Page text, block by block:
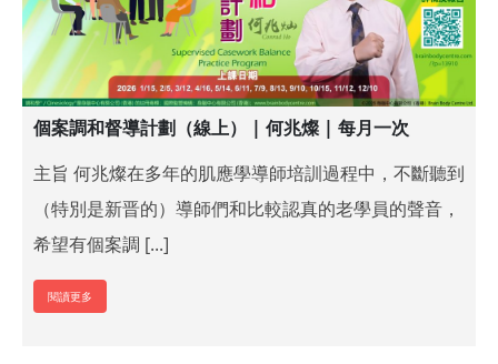
個案調和督導計劃（線上） | 何兆燦 | 每月一次
主旨 何兆燦在多年的肌應學導師培訓過程中，不斷聽到
（特別是新晋的）導師們和比較認真的老學員的聲音，
希望有個案調 [...]
閱讀更多